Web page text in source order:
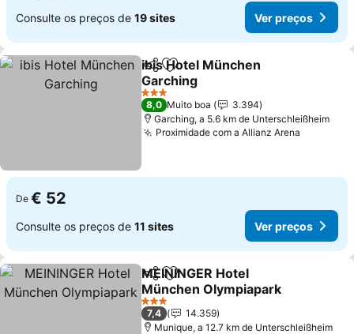
Consulte os preços de 19 sites Ver preços
PartilharAdicionar aos favoritos
ibis Hotel München
Garching
3 Estrelas
8,0 Muito boa
3.394
Garching, a 5.6 km de Unterschleißheim
Proximidade com a Allianz Arena
De € 52
Consulte os preços de 11 sites Ver preços
PartilharAdicionar aos favoritos
MEININGER Hotel
München Olympiapark
3 Estrelas
7,4
14.359
Munique, a 12.7 km de Unterschleißheim